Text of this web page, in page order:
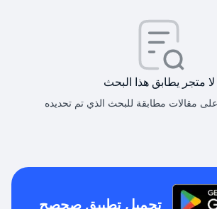
لا متجر يطابق هذا البحث
تحميل تطبيق صحصح